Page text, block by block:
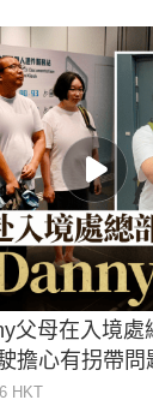
父母在入境
擔心有拐帶問
HKT